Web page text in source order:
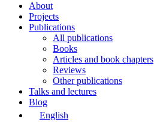
About
Projects
Publications
All publications
Books
Articles and book chapters
Reviews
Other publications
Talks and lectures
Blog
English